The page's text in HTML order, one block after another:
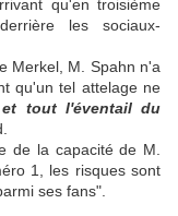
qu'en troisième
les sociaux-
Merkel, M. Spahn n'a
qu'un tel attelage ne
tout l'éventail du
de la capacité de M.
1, les risques sont
ses fans".